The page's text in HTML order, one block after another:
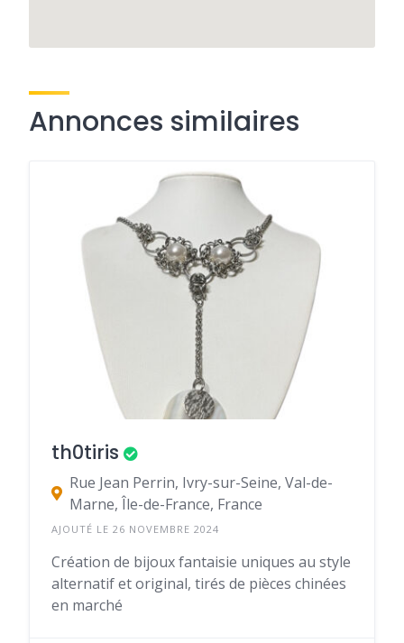
Annonces similaires
th0tiris
Rue Jean Perrin, Ivry-sur-Seine, Val-de-
Marne, Île-de-France, France
AJOUTÉ LE 26 NOVEMBRE 2024
Création de bijoux fantaisie uniques au style
alternatif et original, tirés de pièces chinées
en marché